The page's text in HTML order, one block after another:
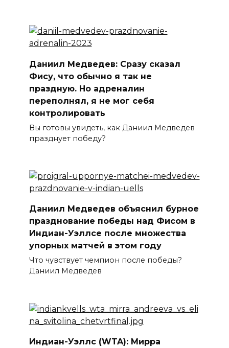
Даниил Медведев: Сразу сказал
Фису, что обычно я так не
праздную. Но адреналин
переполнял, я не мог себя
контролировать
Вы готовы увидеть, как Даниил Медведев
празднует победу?
Даниил Медведев объяснил бурное
празднование победы над Фисом в
Индиан-Уэллсе после множества
упорных матчей в этом году
Что чувствует чемпион после победы?
Даниил Медведев
Индиан-Уэллс (WTA): Мирра